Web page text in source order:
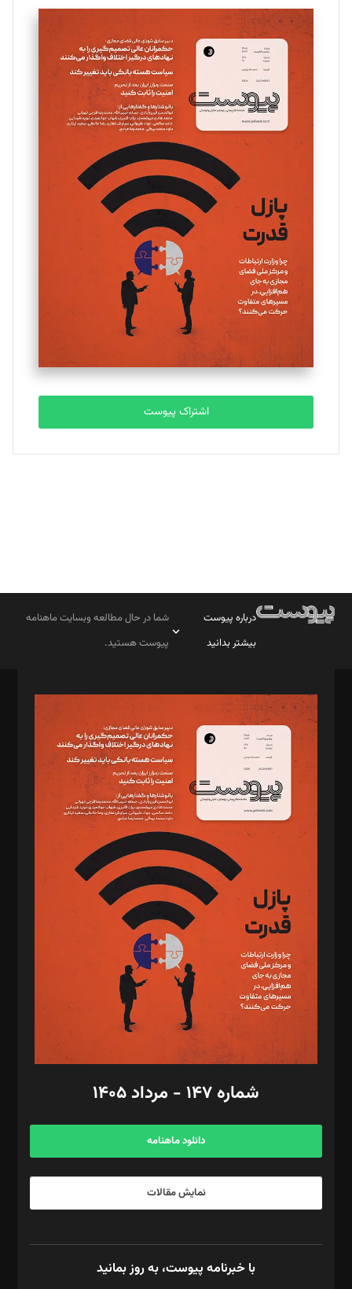
تحریریه
سروش کرمیان
تحریریه
مینا پاکدل
یسنا امان‌پور
تحریریه
ملینا جعفری
تحریریه
مصطفی مسجدی آرانی
تحریریه
بابک نقاش
تحریریه
اشتراک پیوست
درباره پیوست
بیشتر بدانید
شما در حال مطالعه وبسایت ماهنامه
پیوست هستید.
مدیر مسئول: محمدباقر اثنی‌عشری
سردبیر: مهرک محمودی
دبیر تحریریه: میثم قاسمی
د‌بیر ناداستان: سمانه سمیع
د‌بیر خدمت و تجارت: ابوالفضل رجبی
د‌بیر حقوق فناوری: حسام‌الدین ایپکچی
د‌بیر پیوست جهان: مینا پاکدل
د‌بیر تحریریه آنلاین: بابک نقاش
تحریریه‌: مجتبی محمود‌ی، آرش برهمند، یسنا امان‌پور، سروش کرمیان،
مصطفی مسجدی آرانی، ابوالفضل رجبی، زهرا فکرانه، فائزه فتحی
رستمی،مصطفی باستان
ویرایش: نگار استاد‌‌آقا
طراح یونیفرم: مجید توکلی
فیلمبرداری و عکاسی: امیر شفیعی، مانی لطفی زاده
گرافیک و صفحه‌آرایی: سید‌سبحان‌علی ثابت
مد‌یر توسعه تجاری: کامبیز برید‌
امور مالی: شاپور رهبری، محمد‌ کاظمی‌نیا
آگهی و مشترکین: ۰۹۱۹۹۹۹۰۴۵۴
شماره ۱۴۷ - مرداد ۱۴۰۵
دانلود ماهنامه
نمایش مقالات
با خبرنامه پیوست، به روز بمانید